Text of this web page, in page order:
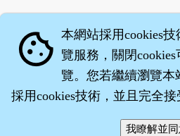
‧沈藥子
cookie 本網站採用cookies
覽服務，關閉
覽。您若繼續瀏覽
採用cookies技術，並且完全